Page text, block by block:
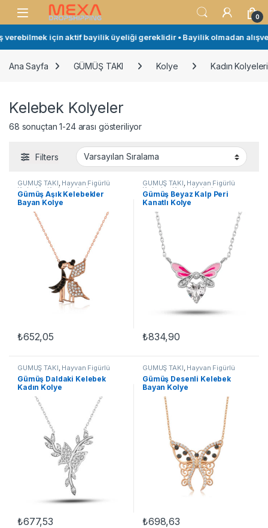
Skip to navigation
Skip to content
Open 0
için aktif bayilik üyeliği gereklidir • Bayilik olmadan
Ana Sayfa GÜMÜŞ TAKI Kolye Kadın Kolyeleri
Kelebek Kolyeler
68 sonuçtan 1-24 arası gösteriliyor
Filters
GÜMÜŞ TAKI, Hayvan Figürlü
Kolyeler Kadın Kolyeleri
Kelebek Kolyeler,Kolye
Gümüş Aşık Kelebekler
Bayan Kolye
₺652,05
GÜMÜŞ TAKI, Hayvan Figürlü
Kolyeler ,Kadın Kolyeleri
Kelebek Kolyeler,Kolye
Gümüş Beyaz Kalp Peri
Kanatlı Kolye
₺834,90
GÜMÜŞ TAKI, Hayvan Figürlü
Kolyeler ,Kadın Kolyeleri
Kelebek Kolyeler, Kolye
Gümüş Daldaki Kelebek
Kadın Kolye
₺677,53
GÜMÜŞ TAKI, Hayvan Figürlü
Kolyeler ,Kadın Kolyeleri
Kelebek Kolyeler, Kolye
Gümüş Desenli Kelebek
Bayan Kolye
₺698,63